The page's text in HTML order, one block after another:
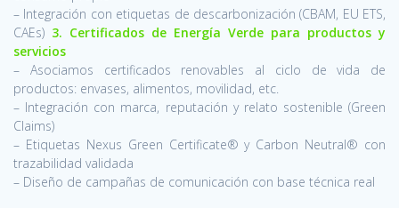
– Integración con etiquetas de descarbonización (CBAM, EU ETS,
CAEs) 3. Certificados de Energía Verde para productos y
servicios
– Asociamos certificados renovables al ciclo de vida de
productos: envases, alimentos, movilidad, etc.
– Integración con marca, reputación y relato sostenible (Green
Claims)
– Etiquetas Nexus Green Certificate® y Carbon Neutral® con
trazabilidad validada
– Diseño de campañas de comunicación con base técnica real